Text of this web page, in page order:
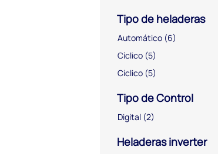
Tipo de heladeras
Automático (6)
Cíclico (5)
Cíclico (5)
Tipo de Control
Digital (2)
Heladeras inverter